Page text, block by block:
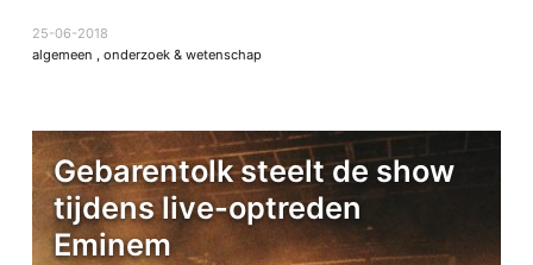
25-06-2018
algemeen
onderzoek & wetenschap
Gebarentolk steelt de show
tijdens live-optreden
Eminem